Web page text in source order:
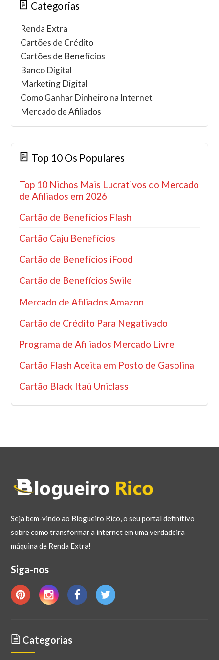
Categorias
Renda Extra
Cartões de Crédito
Cartões de Benefícios
Banco Digital
Marketing Digital
Como Ganhar Dinheiro na Internet
Mercado de Afiliados
Top 10 Os Populares
Top 10 Nichos Mais Lucrativos do Mercado
de Afiliados em 2026
Cartão de Benefícios Flash
Cartão Caju Benefícios
Cartão de Benefícios iFood
Cartão de Benefícios Swile
Mercado de Afiliados Amazon
Cartão de Crédito Para Negativado
Programa de Afiliados Mercado Livre
Cartão Flash Aceita em Posto de Gasolina
Cartão Black Itaú Uniclass
Seja bem-vindo ao Blogueiro Rico, o seu portal definitivo
sobre como transformar a internet em uma verdadeira
máquina de Renda Extra!
Siga-nos
Categorias